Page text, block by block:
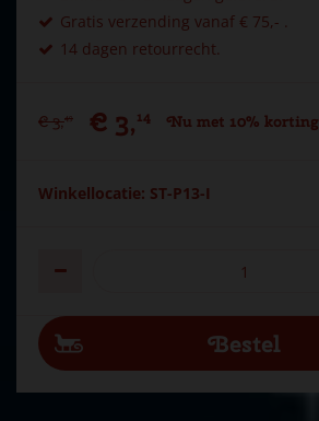
Gratis verzending vanaf € 75,- .
14 dagen retourrecht.
€ 3,49 € 3,14 Nu met 10% korting
Winkellocatie: ST-P13-I